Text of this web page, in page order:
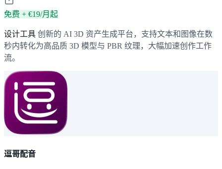
免费 + €19/月起
设计工具 创新的 AI 3D 资产生成平台，支持文本和图像在数
秒内转化为高品质 3D 模型与 PBR 纹理，大幅加速创作工作
流。
逗哥配音